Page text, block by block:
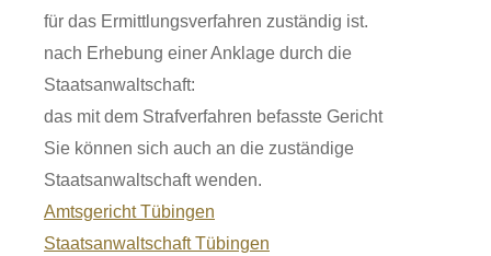
für das Ermittlungsverfahren zuständig ist.
nach Erhebung einer Anklage durch die
Staatsanwaltschaft:
das mit dem Strafverfahren befasste Gericht
Sie können sich auch an die zuständige
Staatsanwaltschaft wenden.
Amtsgericht Tübingen
Staatsanwaltschaft Tübingen